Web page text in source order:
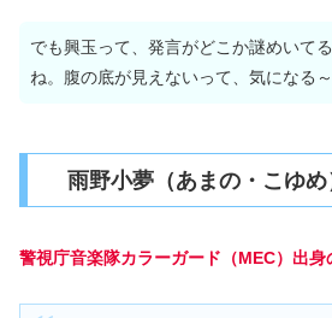
でも興玉って、発言がどこか謎めいて
ね。腹の底が見えないって、気になる～
雨野小夢（あまの・こゆ
警視庁音楽隊カラーガード（MEC）出身